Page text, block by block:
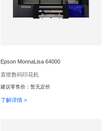
Epson MonnaLisa 64000
直喷数码印花机
建议零售价： 暂无定价
了解详情 >